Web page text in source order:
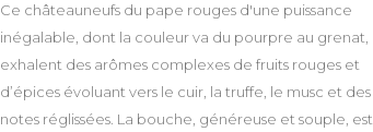
Ce châteauneufs du pape rouges d'une puissance
inégalable, dont la couleur va du pourpre au grenat,
exhalent des arômes complexes de fruits rouges et
d’épices évoluant vers le cuir, la truffe, le musc et des
notes réglissées. La bouche, généreuse et souple, est